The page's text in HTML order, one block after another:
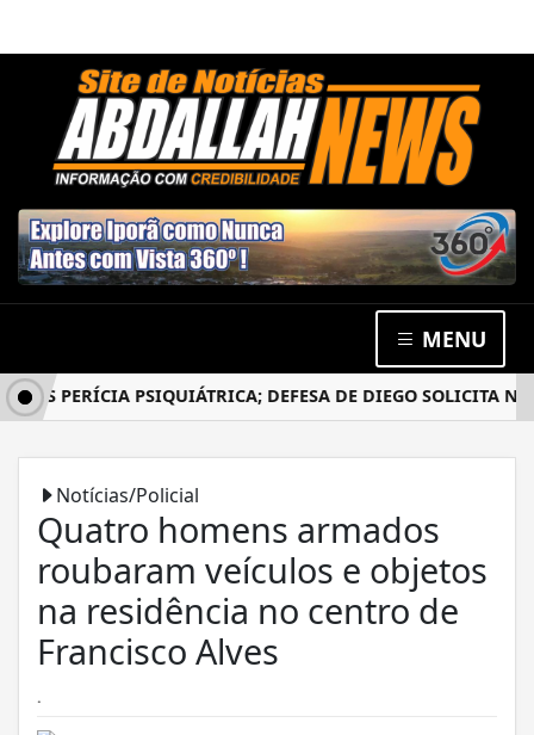
MENU
PERÍCIA PSIQUIÁTRICA; DEFESA DE DIEGO SOLICITA
Notícias/Policial
Quatro homens armados
roubaram veículos e objetos
na residência no centro de
Francisco Alves
.